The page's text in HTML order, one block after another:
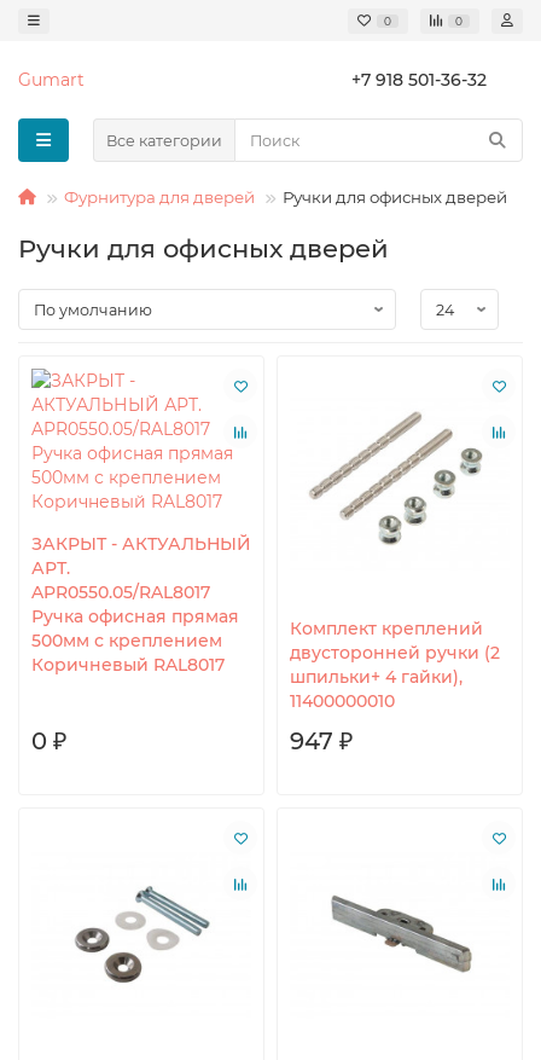
0 0
Gumart +7 918 501-36-32
Все категории
Фурнитура для дверей Ручки для офисных дверей
Ручки для офисных дверей
ЗАКРЫТ - АКТУАЛЬНЫЙ
АРТ.
APR0550.05/RAL8017
Ручка офисная прямая
500мм с креплением
Коричневый RAL8017
0 ₽
Комплект креплений
двусторонней ручки (2
шпильки+ 4 гайки),
11400000010
947 ₽